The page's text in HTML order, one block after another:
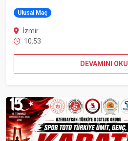
Ulusal Maç
İzmir
10:53
DEVAMINI OKU